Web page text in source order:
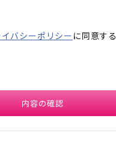
バシーポリシー に同意する
内容の確認